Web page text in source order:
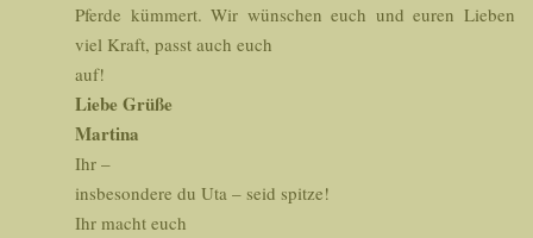
Pferde kümmert. Wir wünschen euch und euren Lieben
viel Kraft, passt auch euch
auf!
Liebe Grüße
Martina
Ihr –
insbesondere du Uta – seid spitze!
Ihr macht euch